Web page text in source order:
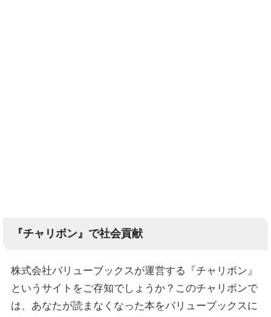
『チャリボン』で社会貢献
株式会社バリューブックスが運営する『チャリボン』
というサイトをご存知でしょうか？このチャリボンで
は、あなたが読まなくなった本をバリューブックスに